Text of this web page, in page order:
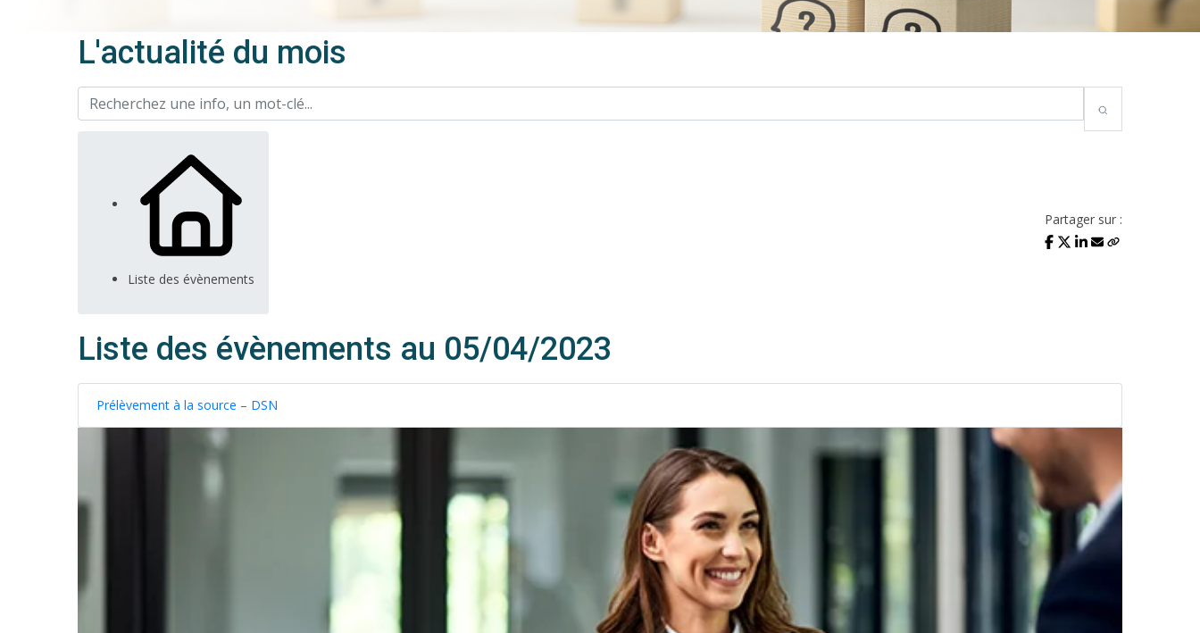
L'actualité du mois
Liste des évènements
Partager sur :
Liste des évènements au 05/04/2023
Prélèvement à la source – DSN